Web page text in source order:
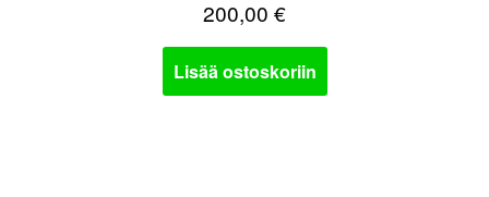
200,00 €
Lisää ostoskoriin